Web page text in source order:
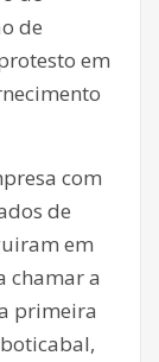
de
em
com
de
em
chamar a
primeira